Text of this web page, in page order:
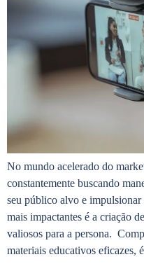
No mundo acelerado do
constantemente buscando
seu público alvo e impulsionar
mais impactantes é a criação
valiosos para a persona.
materiais educativos